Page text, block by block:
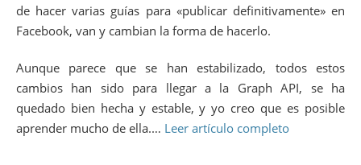
de hacer varias guías para «publicar definitivamente» en
Facebook, van y cambian la forma de hacerlo.
Aunque parece que se han estabilizado, todos estos
cambios han sido para llegar a la Graph API, se ha
quedado bien hecha y estable, y yo creo que es posible
aprender mucho de ella.… Leer artículo completo